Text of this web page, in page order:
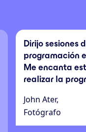
Dirijo sesiones
programación
Me encanta
realizar la
John Ater,
Fotógrafo